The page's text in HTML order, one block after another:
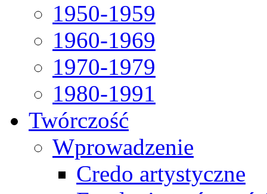
1950-1959
1960-1969
1970-1979
1980-1991
Twórczość
Wprowadzenie
Credo artystyczne